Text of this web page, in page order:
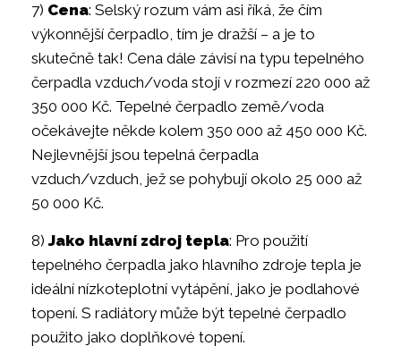
7) Cena: Selský rozum vám asi říká, že čím
výkonnější čerpadlo, tím je dražší – a je to
skutečně tak! Cena dále závisí na typu tepelného
čerpadla vzduch/voda stojí v rozmezí 220 000 až
350 000 Kč. Tepelné čerpadlo země/voda
očekávejte někde kolem 350 000 až 450 000 Kč.
Nejlevnější jsou tepelná čerpadla
vzduch/vzduch, jež se pohybují okolo 25 000 až
50 000 Kč.
8) Jako hlavní zdroj tepla: Pro použití
tepelného čerpadla jako hlavního zdroje tepla je
ideální nízkoteplotní vytápění, jako je podlahové
topení. S radiátory může být tepelné čerpadlo
použito jako doplňkové topení.